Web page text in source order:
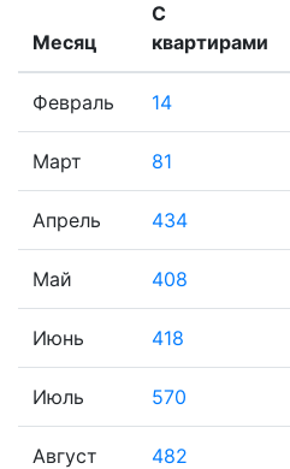
Месяц
С
квартирами
Февраль 14
Март 81
Апрель 434
Май 408
Июнь 418
Июль 570
Август 482